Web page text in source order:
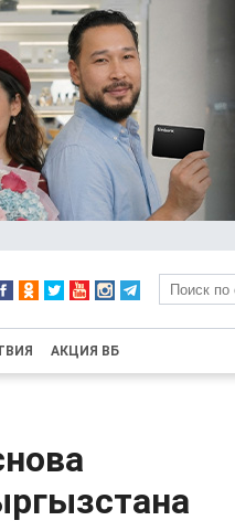
АКЦИЯ ВБ